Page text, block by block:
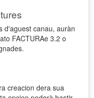
d'aguest canau, auràn
FACTURAe 3.2 o
creacion dera sua